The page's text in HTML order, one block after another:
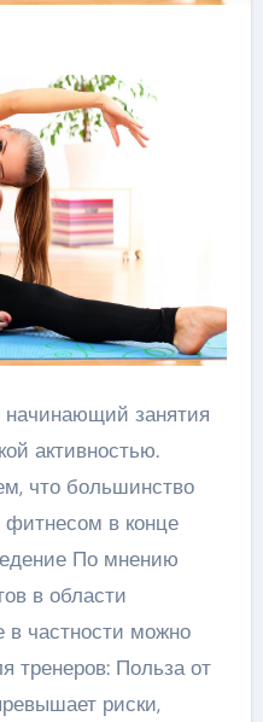
начинающий занятия
активностью.
что большинство
в конце
По мнению
в области
в частности можно
тренеров: Польза от
риски,